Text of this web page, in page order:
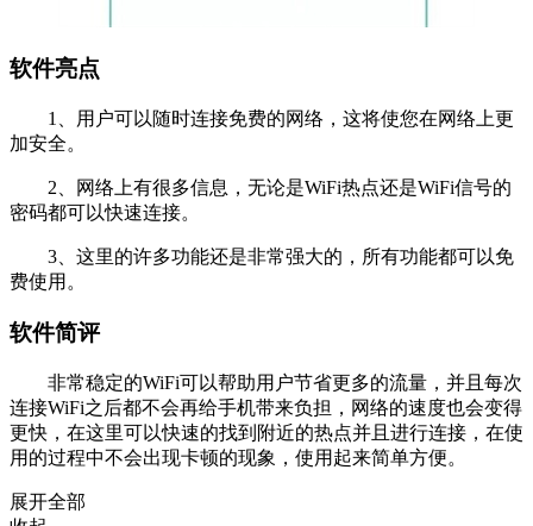
软件亮点
1、用户可以随时连接免费的网络，这将使您在网络上更
加安全。
2、网络上有很多信息，无论是WiFi热点还是WiFi信号的
密码都可以快速连接。
3、这里的许多功能还是非常强大的，所有功能都可以免
费使用。
软件简评
非常稳定的WiFi可以帮助用户节省更多的流量，并且每次
连接WiFi之后都不会再给手机带来负担，网络的速度也会变得
更快，在这里可以快速的找到附近的热点并且进行连接，在使
用的过程中不会出现卡顿的现象，使用起来简单方便。
展开全部